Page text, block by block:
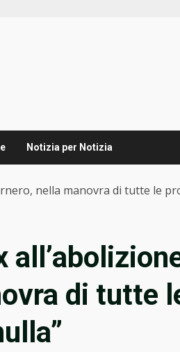
Notizia per Notizia
nella manovra di tutte le
di tutte